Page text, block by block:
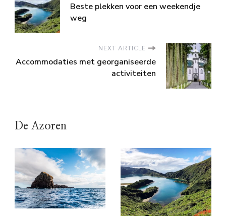
Beste plekken voor een weekendje
weg
NEXT ARTICLE
Accommodaties met georganiseerde
activiteiten
De Azoren